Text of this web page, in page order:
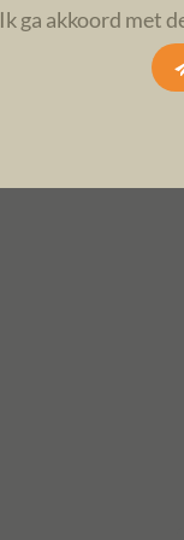
Ik ga akkoord met